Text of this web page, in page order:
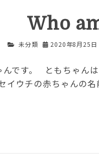
Who
未分類 2020年8月25日
んです。 ともちゃん
イウチの赤ちゃんの